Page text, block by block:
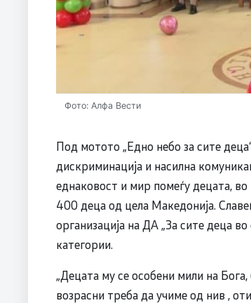
Фото: Алфа Вести
Под мотото „Едно небо за сите
дискриминација и насилна
еднаковост и мир помеѓу децата,
400 деца од цела Македонија.
организација на ДА „За сите деца
категории.
„Децата му се особени мили на
возрасни треба да учиме од нив ,